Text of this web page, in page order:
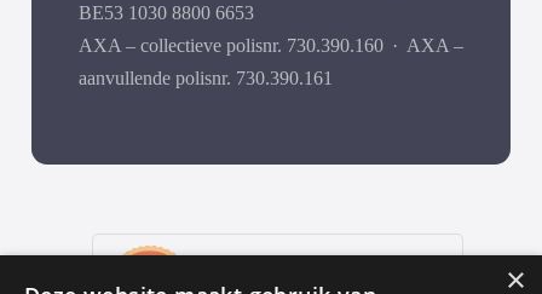
BE53 1030 8800 6653
AXA – collectieve polisnr. 730.390.160 · AXA –
aanvullende polisnr. 730.390.161
×